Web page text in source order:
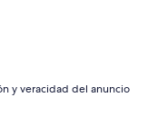
y veracidad del anuncio